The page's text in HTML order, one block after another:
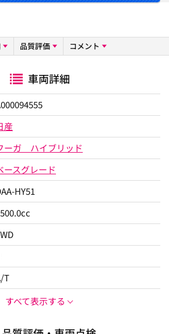
品質評価 コメント
車両詳細
産
ーガ ハイブリッド
ースグレード
HY51
T
すべて表示する